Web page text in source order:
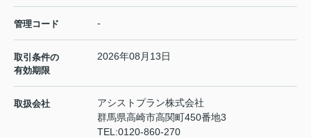
管理コード -
取引条件の
有効期限
2026年08月13日
取扱会社
アシストプラン株式会社
群馬県高崎市高関町450番地3
TEL:0120-860-270